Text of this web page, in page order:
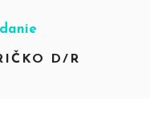
D/R